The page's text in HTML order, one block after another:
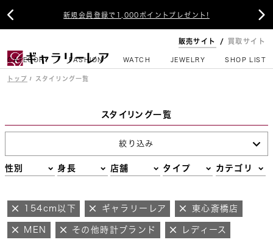
新規会員登録で1,000ポイントプレゼント!
 
販売サイト 買取サイト
CATEGORY FASHION WATCH JEWELRY SHOP LIST
トップ スタイリング一覧
スタイリング一覧
絞り込み
性別 身長 店舗 タイプ カテゴリ
154cm以下 ギャラリーレア 東心斎橋店
MEN その他時計ブランド レディース